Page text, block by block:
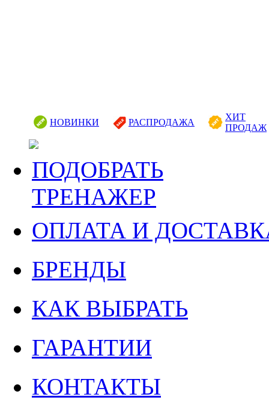
НОВИНКИ РАСПРОДАЖА
ХИТ
ПРОДАЖ
ПОДОБРАТЬ
ТРЕНАЖЕР
ОПЛАТА И
БРЕНДЫ
КАК ВЫБРАТЬ
ГАРАНТИИ
КОНТАКТЫ